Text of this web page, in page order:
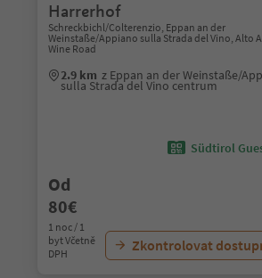
Harrerhof
Schreckbichl/Colterenzio, Eppan an der
Weinstaße/Appiano sulla Strada del Vino, Alto
Wine Road
2.9 km z Eppan an der Weinstaße/
sulla Strada del Vino centrum
Südtirol
Od
80€
1 noc / 1
byt Včetně
DPH
Zkontrolovat